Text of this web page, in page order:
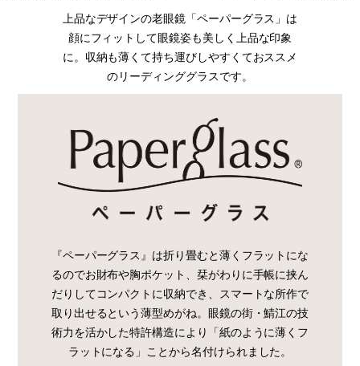
上品なデザインの老眼鏡「ペーパーグラス」は
顔にフィットして眼鏡姿も美しく上品な印象
に。収納も薄くて持ち運びしやすくておススメ
のリーディンググラスです。
『ペーパーグラス』は折り畳むと薄くフラットにな
るのでお財布や胸ポケット、栞がわりに手帳に挟ん
だりしてコンパクトに収納でき、スマートな所作で
取り出せるという薄型めがね。眼鏡の街・鯖江の技
術力を活かした特許構造により「紙のように薄くフ
ラットになる」ことから名付けられました。